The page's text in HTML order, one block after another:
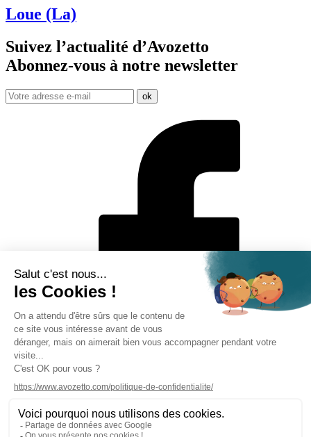
Loue (La)
Suivez l’actualité d’Avozetto
Abonnez-vous à notre newsletter
Mentions légales
Politique de protection des données personnelles
CGV